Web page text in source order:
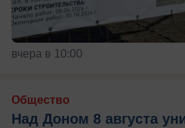
вчера в 10:00
Общество
Над Доном 8 августа